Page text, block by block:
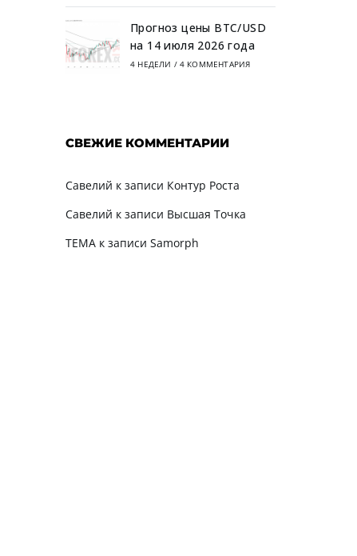
Прогноз цены BTC/USD
на 14 июля 2026 года
4 НЕДЕЛИ / 4 КОММЕНТАРИЯ
СВЕЖИЕ КОММЕНТАРИИ
Савелий к записи Контур Роста
Савелий к записи Высшая Точка
TEMAк записи Samorph